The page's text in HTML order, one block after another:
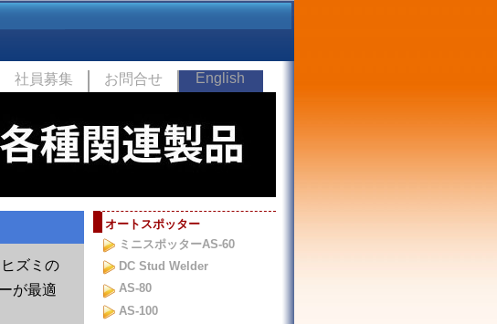
社員募集 お問合せ English
ズミの
が最適
オートスポッター
ミニスポッターAS-60
DC Stud Welder
AS-80
AS-100